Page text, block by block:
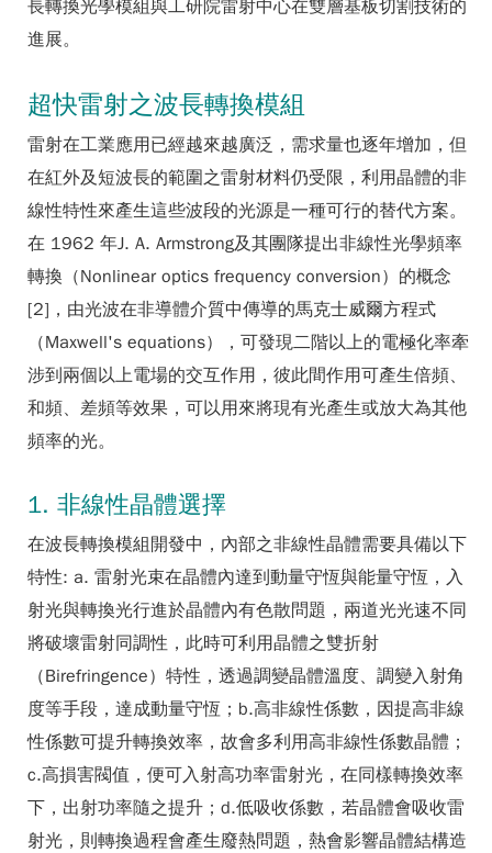
長轉換光學模組與工研院雷射中心在雙層基板切割技術的
進展。
超快雷射之波長轉換模組
雷射在工業應用已經越來越廣泛，需求量也逐年增加，但
在紅外及短波長的範圍之雷射材料仍受限，利用晶體的非
線性特性來產生這些波段的光源是一種可行的替代方案。
在 1962 年J. A. Armstrong及其團隊提出非線性光學頻率
轉換（Nonlinear optics frequency conversion）的概念
[2]，由光波在非導體介質中傳導的馬克士威爾方程式
（Maxwell's equations），可發現二階以上的電極化率牽
涉到兩個以上電場的交互作用，彼此間作用可產生倍頻、
和頻、差頻等效果，可以用來將現有光產生或放大為其他
頻率的光。
1. 非線性晶體選擇
在波長轉換模組開發中，內部之非線性晶體需要具備以下
特性: a. 雷射光束在晶體內達到動量守恆與能量守恆，入
射光與轉換光行進於晶體內有色散問題，兩道光光速不同
將破壞雷射同調性，此時可利用晶體之雙折射
（Birefringence）特性，透過調變晶體溫度、調變入射角
度等手段，達成動量守恆；b.高非線性係數，因提高非線
性係數可提升轉換效率，故會多利用高非線性係數晶體；
c.高損害閥值，便可入射高功率雷射光，在同樣轉換效率
下，出射功率隨之提升；d.低吸收係數，若晶體會吸收雷
射光，則轉換過程會產生廢熱問題，熱會影響晶體結構造